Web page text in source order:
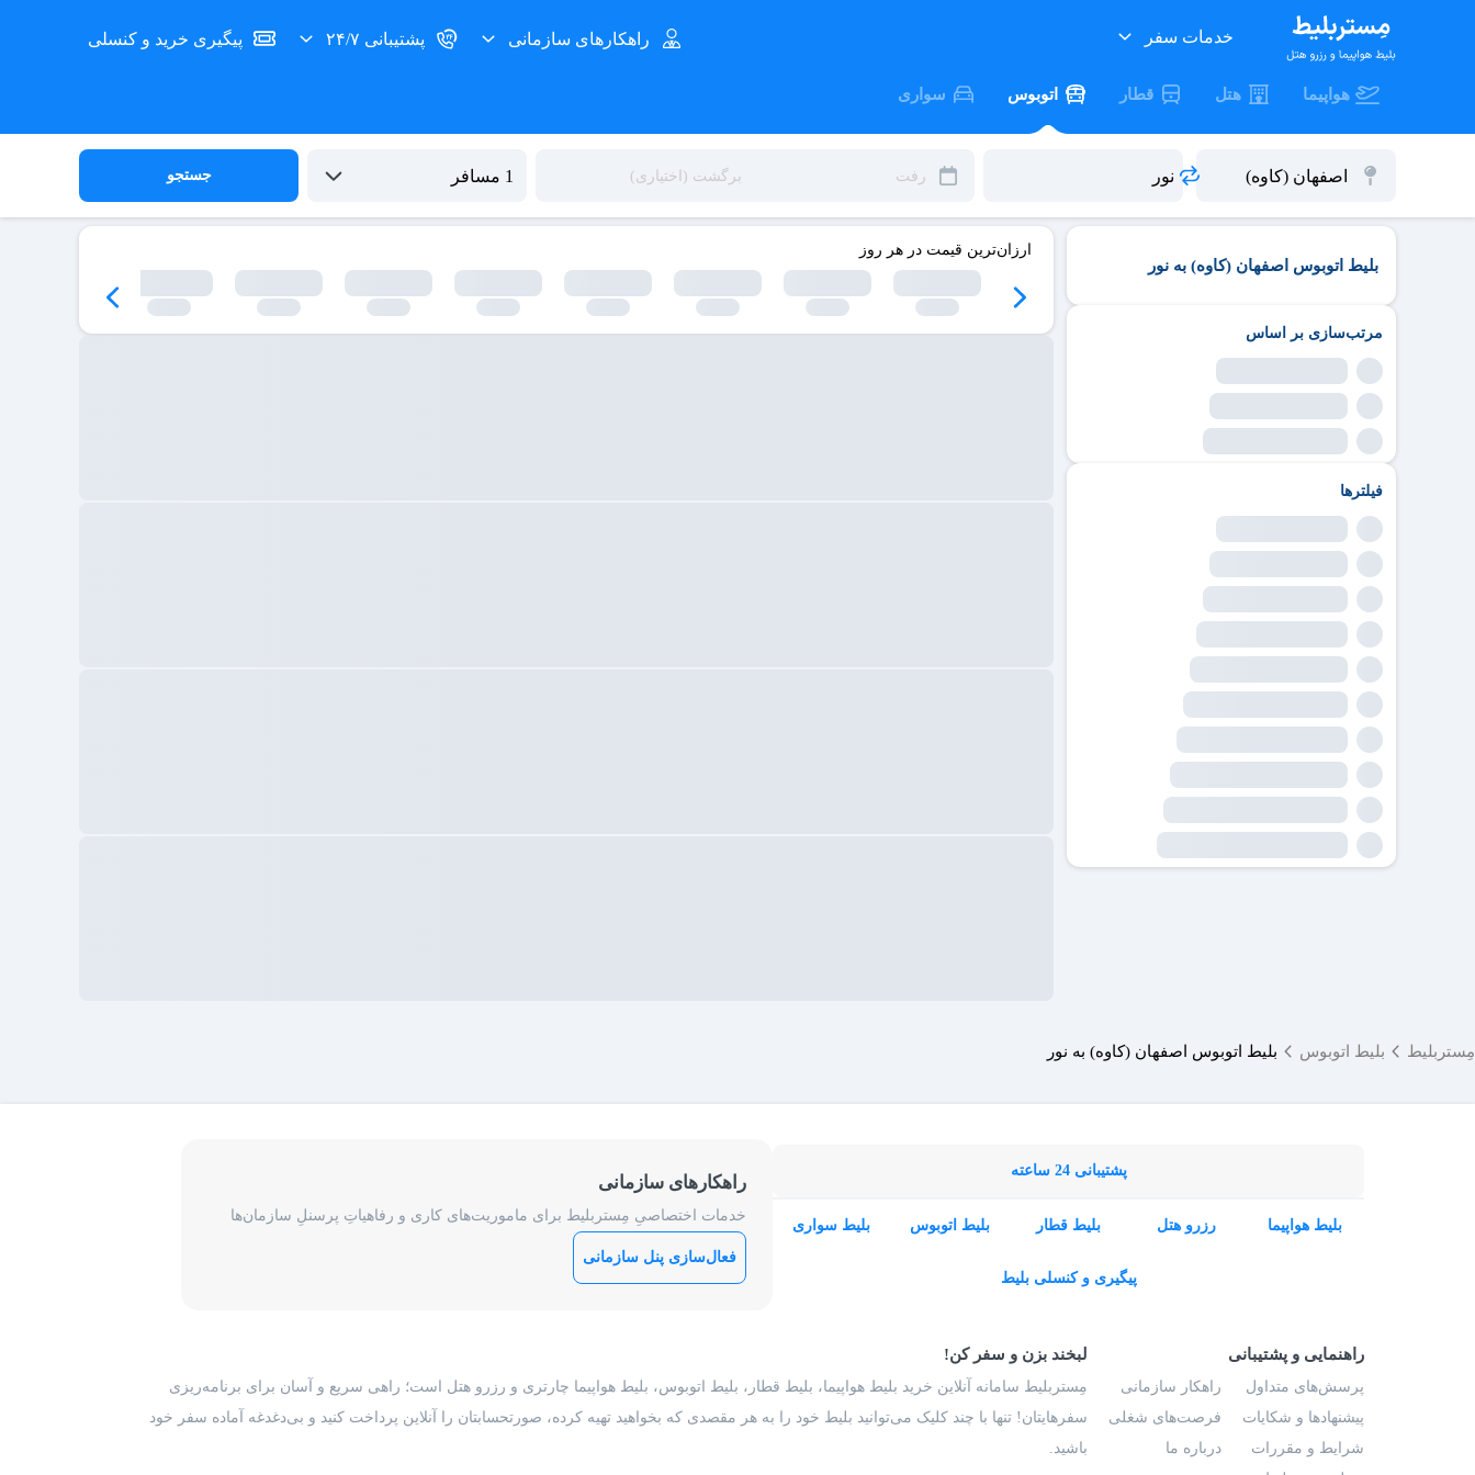
خدمات سفر راهکارهای سازمانی پشتیبانی ۲۴/۷ پیگیری خرید و کنسلی
هواپیما هتل قطار اتوبوس سواری
جستجو
بلیط اتوبوس اصفهان (کاوه) به نور
مرتب‌سازی بر اساس
فیلترها
ارزان‌ترین قیمت در هر روز
مِستربلیط بلیط اتوبوس بلیط اتوبوس اصفهان (کاوه) به نور
پشتیبانی 24 ساعته
بلیط هواپیما رزرو هتل بلیط قطار بلیط اتوبوس بلیط سواری
پیگیری و کنسلی بلیط
راهکارهای سازمانی
خدمات اختصاصیِ مِستربلیط برای ماموریت‌های کاری و رفاهیاتِ پرسنلِ سازمان‌ها
فعال‌سازی پنل سازمانی
راهنمایی و پشتیبانی
پرسش‌های متداول
پیشنهادها و شکایات
شرایط و مقررات
راهکار سازمانی
فرصت‌های شغلی
درباره ما
لبخند بزن و سفر کن!
مِستربلیط سامانه آنلاین خرید بلیط هواپیما، بلیط قطار، بلیط اتوبوس، بلیط هواپیما چارتری و رزرو هتل است؛ راهی سریع و آسان برای برنامه‌ریزی
سفرهایتان! تنها با چند کلیک می‌توانید بلیط خود را به هر مقصدی که بخواهید تهیه کرده، صورتحسابتان را آنلاین پرداخت کنید و بی‌دغدغه آماده سفر خود
باشید.